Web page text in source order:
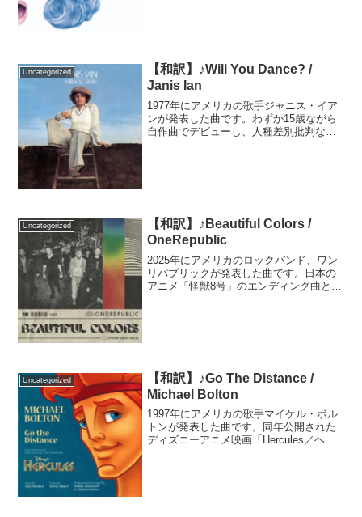
Uncategorized
【和訳】♪Will You Dance? /
Janis Ian
1977年にアメリカの歌手ジャニス・イア
ンが発表した曲です。わずか15歳ながら
自作曲でデビューし、人種差別批判など
Uncategorized
【和訳】♪Beautiful Colors /
OneRepublic
2025年にアメリカのロックバンド、ワン
リパブリックが発表した曲です。日本の
アニメ「怪獣8号」のエンディング曲とし
Uncategorized
【和訳】♪Go The Distance /
Michael Bolton
1997年にアメリカの歌手マイケル・ボル
トンが発表した曲です。同年公開された
ディズニーアニメ映画「Hercules／ヘラ